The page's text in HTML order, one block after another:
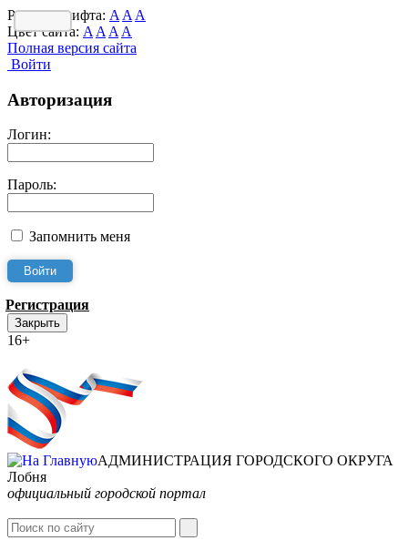
Размер шрифта: A A A
Цвет сайта: A A A A
Полная версия сайта
Войти
Авторизация
Логин:
Пароль:
Запомнить меня
Регистрация
Закрыть
16+
АДМИНИСТРАЦИЯ ГОРОДСКОГО ОКРУГА
Лобня
официальный городской портал